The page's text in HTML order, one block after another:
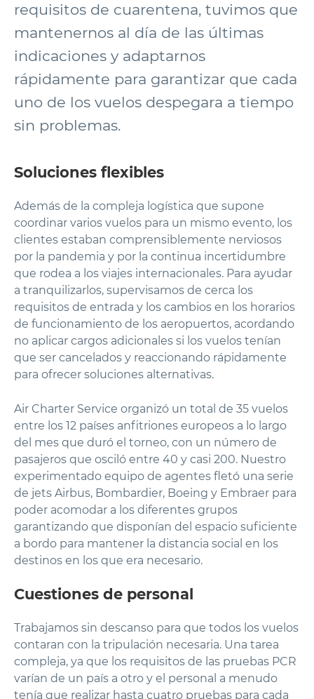
requisitos de cuarentena, tuvimos que
mantenernos al día de las últimas
indicaciones y adaptarnos
rápidamente para garantizar que cada
uno de los vuelos despegara a tiempo
sin problemas.
Soluciones flexibles
Además de la compleja logística que supone
coordinar varios vuelos para un mismo evento, los
clientes estaban comprensiblemente nerviosos
por la pandemia y por la continua incertidumbre
que rodea a los viajes internacionales. Para ayudar
a tranquilizarlos, supervisamos de cerca los
requisitos de entrada y los cambios en los horarios
de funcionamiento de los aeropuertos, acordando
no aplicar cargos adicionales si los vuelos tenían
que ser cancelados y reaccionando rápidamente
para ofrecer soluciones alternativas.
Air Charter Service organizó un total de 35 vuelos
entre los 12 países anfitriones europeos a lo largo
del mes que duró el torneo, con un número de
pasajeros que osciló entre 40 y casi 200. Nuestro
experimentado equipo de agentes fletó una serie
de jets Airbus, Bombardier, Boeing y Embraer para
poder acomodar a los diferentes grupos
garantizando que disponían del espacio suficiente
a bordo para mantener la distancia social en los
destinos en los que era necesario.
Cuestiones de personal
Trabajamos sin descanso para que todos los vuelos
contaran con la tripulación necesaria. Una tarea
compleja, ya que los requisitos de las pruebas PCR
varían de un país a otro y el personal a menudo
tenía que realizar hasta cuatro pruebas para cada